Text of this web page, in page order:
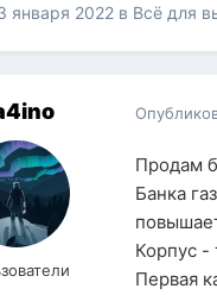
января 2022 в Всё для
Продам
Банка
Корпус -
Первая